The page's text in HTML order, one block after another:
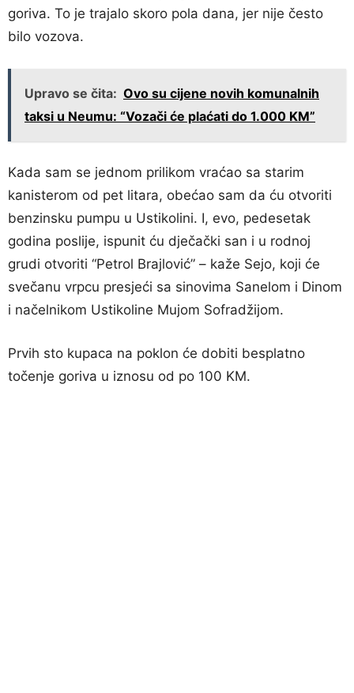
goriva. To je trajalo skoro pola dana, jer nije često
bilo vozova.
Upravo se čita: Ovo su cijene novih komunalnih
taksi u Neumu: “Vozači će plaćati do 1.000 KM”
Kada sam se jednom prilikom vraćao sa starim
kanisterom od pet litara, obećao sam da ću otvoriti
benzinsku pumpu u Ustikolini. I, evo, pedesetak
godina poslije, ispunit ću dječački san i u rodnoj
grudi otvoriti “Petrol Brajlović” – kaže Sejo, koji će
svečanu vrpcu presjeći sa sinovima Sanelom i Dinom
i načelnikom Ustikoline Mujom Sofradžijom.
Prvih sto kupaca na poklon će dobiti besplatno
točenje goriva u iznosu od po 100 KM.